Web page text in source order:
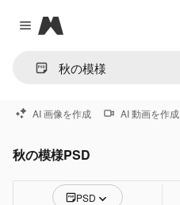
Close menu
Magnific
AI 画像を作成 AI 動画を作成
秋の模様PSD
PSD